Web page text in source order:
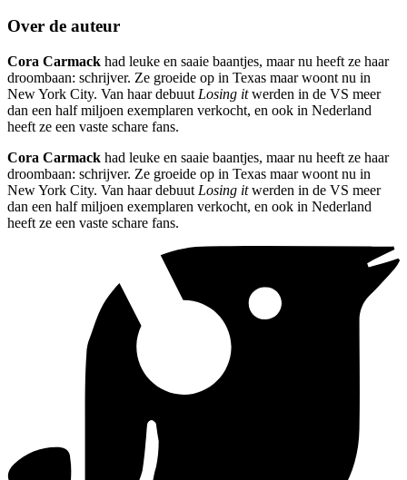
Over de auteur
Cora Carmack had leuke en saaie baantjes, maar nu heeft ze haar
droombaan: schrijver. Ze groeide op in Texas maar woont nu in
New York City. Van haar debuut Losing itwerden in de VS meer
dan een half miljoen exemplaren verkocht, en ook in Nederland
heeft ze een vaste schare fans.
Cora Carmack had leuke en saaie baantjes, maar nu heeft ze haar
droombaan: schrijver. Ze groeide op in Texas maar woont nu in
New York City. Van haar debuut Losing itwerden in de VS meer
dan een half miljoen exemplaren verkocht, en ook in Nederland
heeft ze een vaste schare fans.